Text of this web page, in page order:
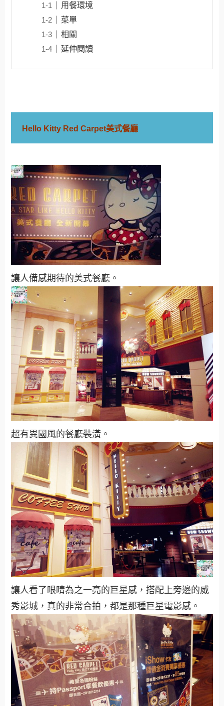
用餐環境
菜單
相關
延伸閱讀
Hello Kitty Red Carpet美式餐廳
讓人備感期待的美式餐廳。
超有異國風的餐廳裝潢。
讓人看了眼睛為之一亮的巨星感，搭配上旁邊的威
秀影城，真的非常合拍，都是那種巨星電影感。